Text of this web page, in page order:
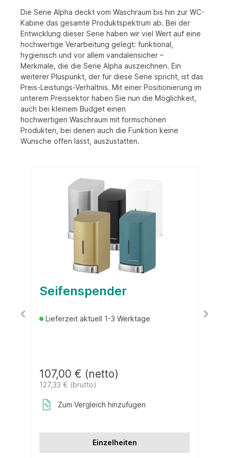
Die Serie Alpha deckt vom Waschraum bis hin zur WC-
Kabine das gesamte Produktspektrum ab. Bei der
Entwicklung dieser Serie haben wir viel Wert auf eine
hochwertige Verarbeitung gelegt: funktional,
hygienisch und vor allem vandalensicher –
Merkmale, die die Serie Alpha auszeichnen. Ein
weiterer Pluspunkt, der für diese Serie spricht, ist das
Preis-Leistungs-Verhältnis. Mit einer Positionierung im
unterem Preissektor haben Sie nun die Möglichkeit,
auch bei kleinem Budget einen
hochwertigen Waschraum mit formschönen
Produkten, bei denen auch die Funktion keine
Wünsche offen lässt, auszustatten.
Seifenspender
Lieferzeit aktuell 1-3 Werktage
107,00 € (netto)
127,33 € (brutto)
Zum Vergleich hinzufügen
Einzelheiten